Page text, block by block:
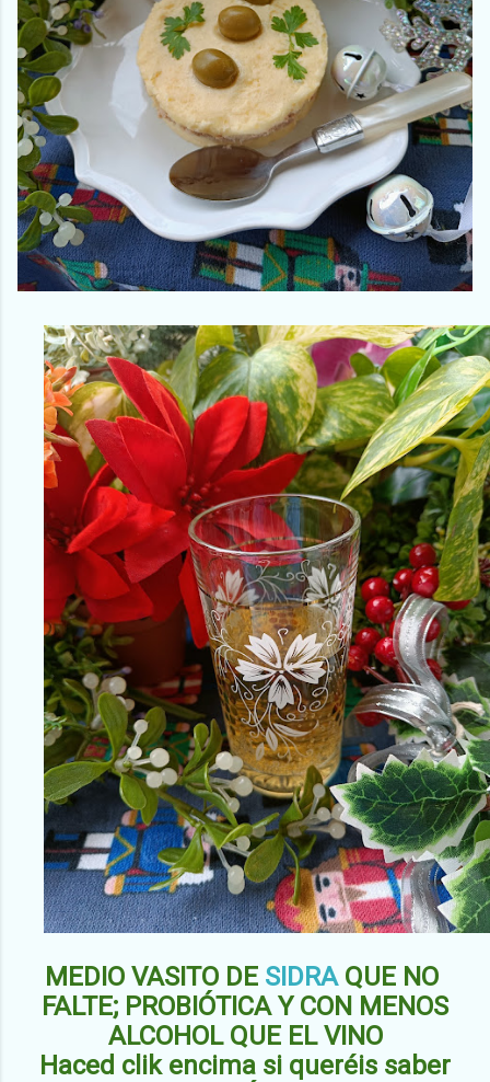
MEDIO VASITO DE SIDRAQUE NO
FALTE; PROBIÓTICA Y CON MENOS
ALCOHOL QUE EL VINO
Haced clik encima si queréis saber